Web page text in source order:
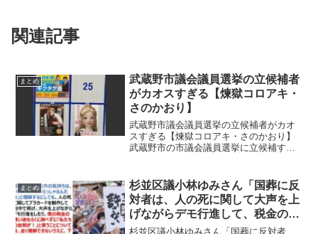
関連記事
まとめ
武蔵野市議会議員選挙の立候補者
がカオスすぎる【煉獄コロアキ・
さのかおり】
武蔵野市議会議員選挙の立候補者がカオ
スすぎる【煉獄コロアキ・さのかおり】
武蔵野市の市議会議員選挙に立候補する
がカオスすぎると話題になっています。
武蔵野市 pic.tw...
まとめ
杉並区議小林ゆみさん「国葬に反
対者は、人の死に関して大声を上
げながらデモ行進して、税金の使
い途もろくに調べずに「私たちの
杉並区議小林ゆみさん「国葬に反対者